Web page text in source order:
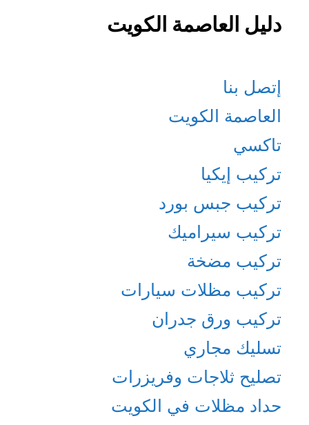
دليل العاصمة الكويت
إتصل بنا
العاصمة الكويت
تاكسي
تركيب إيكيا
تركيب جبس بورد
تركيب سيراميك
تركيب مضخة
تركيب مظلات سيارات
تركيب ورق جدران
تسليك مجاري
تصليح ثلاجات وفريزرات
حداد مظلات في الكويت